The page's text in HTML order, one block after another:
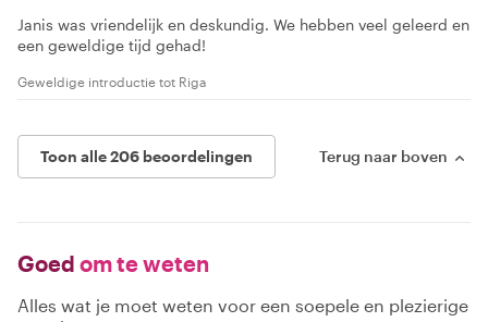
Janis was vriendelijk en deskundig. We hebben veel geleerd en
een geweldige tijd gehad!
Geweldige introductie tot Riga
Toon alle 206 beoordelingen Terug naar boven
Goed om te weten
Alles wat je moet weten voor een soepele en plezierige